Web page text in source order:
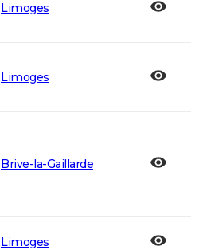
Limoges
Limoges
Brive-la-Gaillarde
Limoges